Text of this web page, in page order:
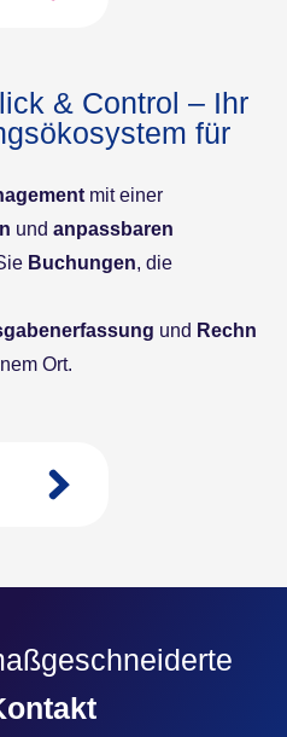
& Control – Ihr
für
mit einer
und anpassbaren
Buchungen, die
und Rechn
Ort.